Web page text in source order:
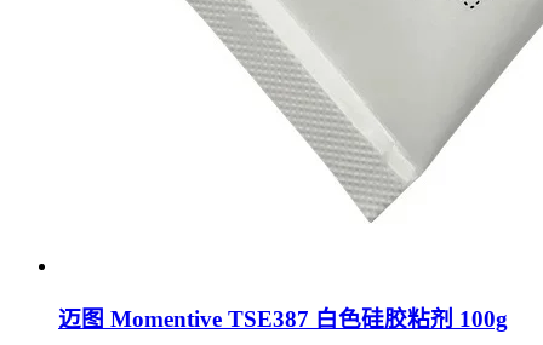
迈图 Momentive TSE387 白色硅胶粘剂 100g